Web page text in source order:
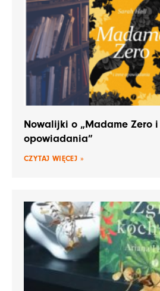
Nowalijki o „Madame Zero
opowiadania”
CZYTAJ WIĘCEJ »